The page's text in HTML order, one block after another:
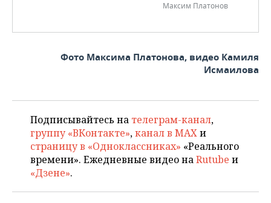
Максим Платонов
Фото Максима Платонова, видео Камиля
Исмаилова
Подписывайтесь на телеграм-канал,
группу «ВКонтакте»,канал в MAXи
страницу в «Одноклассниках» «Реального
времени». Ежедневные видео наRutube и
«Дзене».